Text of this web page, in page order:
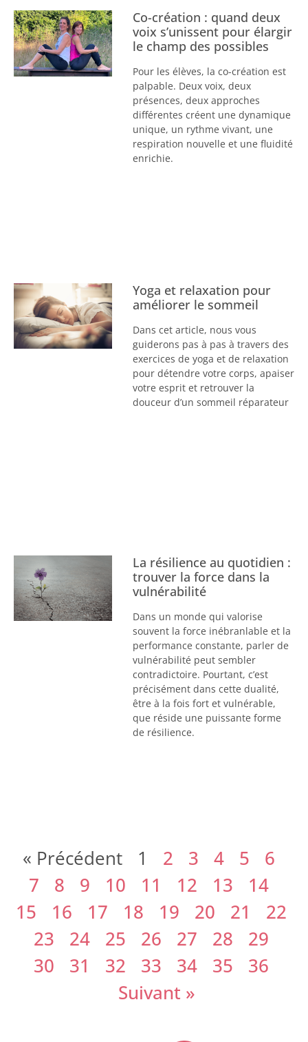
Co-création : quand deux
voix s’unissent pour élargir
le champ des possibles
Pour les élèves, la co-création est
palpable. Deux voix, deux
présences, deux approches
différentes créent une dynamique
unique, un rythme vivant, une
respiration nouvelle et une fluidité
enrichie.
Yoga et relaxation pour
améliorer le sommeil
Dans cet article, nous vous
guiderons pas à pas à travers des
exercices de yoga et de relaxation
pour détendre votre corps, apaiser
votre esprit et retrouver la
douceur d’un sommeil réparateur
La résilience au quotidien :
trouver la force dans la
vulnérabilité
Dans un monde qui valorise
souvent la force inébranlable et la
performance constante, parler de
vulnérabilité peut sembler
contradictoire. Pourtant, c’est
précisément dans cette dualité,
être à la fois fort et vulnérable,
que réside une puissante forme
de résilience.
« Précédent 1 2 3 4 5
6
7
8 9 10 11 12 13
14
15
16 17 18 19 20 21
22
23
24 25 26 27 28
29
30
31 32 33 34 35
36
Suivant »